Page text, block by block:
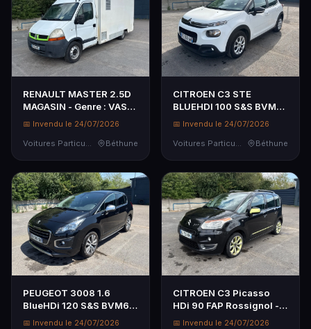
RENAULT MASTER 2.5D
MAGASIN - Genre : VASP
- Carrosserie : MAGASIN
BLANC - Kilométrage
📅 Invendu le 24/07/2026
Béthune
CITROEN C3 STE
BLUEHDI 100 S&S BVM6
FEEL NAV - Genre : VASP
- Energie : GO - Couleur :
📅 Invendu le 24/07/2026
Béthune
PEUGEOT 3008 1.6
BlueHDi 120 S&S BVM6
Style - Genre : VP -
📅 Invendu le 24/07/2026
CITROEN C3 Picasso
HDi 90 FAP Rossignol -
Genre : VP - Carrosserie :
📅 Invendu le 24/07/2026